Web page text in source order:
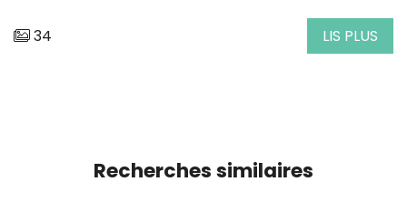
34 LIS PLUS
Recherches similaires